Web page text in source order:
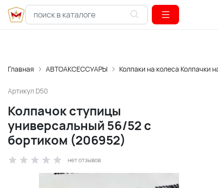
Главная АВТОАКСЕССУАРЫ Колпаки на колеса Колпачки
Артикул D50
Колпачок ступицы
универсальный 56/52 с
бортиком (206952)
нет отзывов